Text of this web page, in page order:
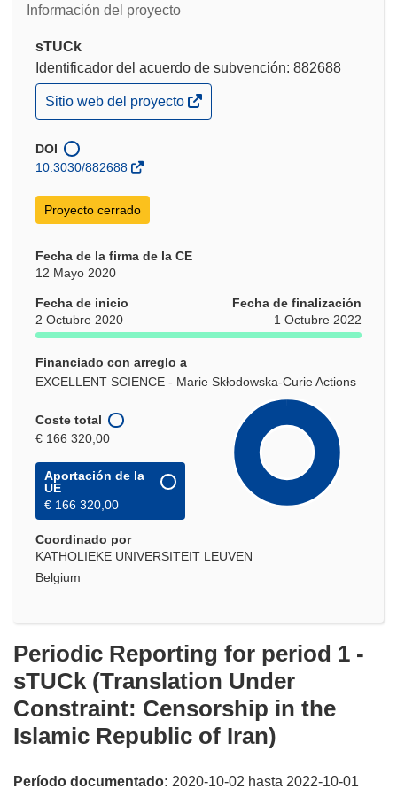
Información del proyecto
sTUCk
Identificador del acuerdo de subvención: 882688
(se
abrirá
una
nueva
Sitio web del proyecto
DOI
10.3030/882688
Proyecto cerrado
Fecha de la firma de la CE
12 Mayo 2020
Fecha de inicio
2 Octubre 2020
Fecha de finalización
1 Octubre 2022
Financiado con arreglo a
EXCELLENT SCIENCE - Marie Skłodowska-Curie Actions
Coste total
€ 166 320,00
Aportación de la
UE
€ 166 320,00
Coordinado por
KATHOLIEKE UNIVERSITEIT LEUVEN
Belgium
Periodic Reporting for period 1 -
sTUCk (Translation Under
Constraint: Censorship in the
Islamic Republic of Iran)
Período documentado: 2020-10-02 hasta 2022-10-01